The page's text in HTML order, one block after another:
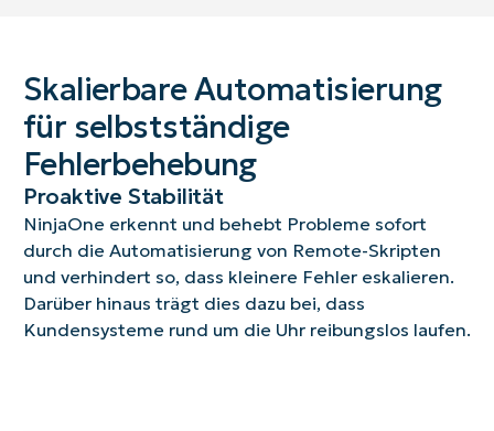
Skalierbare Automatisierung
für selbstständige
Fehlerbehebung
Proaktive Stabilität
NinjaOne erkennt und behebt Probleme sofort
durch die Automatisierung von Remote-Skripten
und verhindert so, dass kleinere Fehler eskalieren.
Darüber hinaus trägt dies dazu bei, dass
Kundensysteme rund um die Uhr reibungslos laufen.